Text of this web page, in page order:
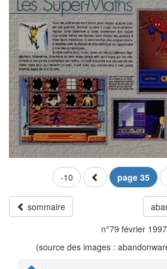
-10 page 35
sommaire
n°79 février 1997
(source des images :